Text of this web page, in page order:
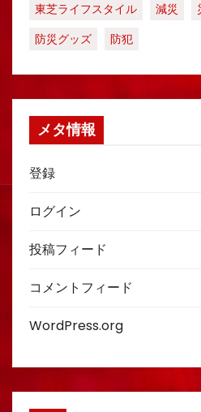
東芝ライフスタイル
減災
防災グッズ
防犯
メタ情報
登録
ログイン
投稿フィード
コメントフィード
WordPress.org